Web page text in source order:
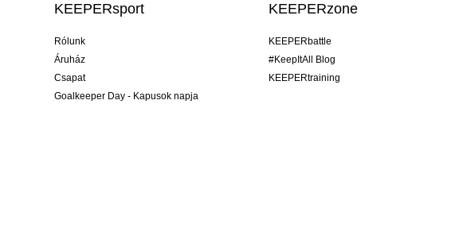
KEEPERsport
Rólunk
Áruház
Csapat
Goalkeeper Day - Kapusok napja
KEEPERzone
KEEPERbattle
#KeepItAll Blog
KEEPERtraining